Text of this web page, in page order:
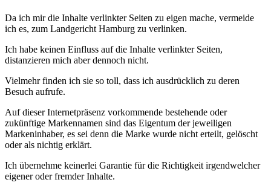
Da ich mir die Inhalte verlinkter Seiten zu eigen mache, vermeide
ich es, zum Landgericht Hamburg zu verlinken.
Ich habe keinen Einfluss auf die Inhalte verlinkter Seiten,
distanzieren mich aber dennoch nicht.
Vielmehr finden ich sie so toll, dass ich ausdrücklich zu deren
Besuch aufrufe.
Auf dieser Internetpräsenz vorkommende bestehende oder
zukünftige Markennamen sind das Eigentum der jeweiligen
Markeninhaber, es sei denn die Marke wurde nicht erteilt, gelöscht
oder als nichtig erklärt.
Ich übernehme keinerlei Garantie für die Richtigkeit irgendwelcher
eigener oder fremder Inhalte.